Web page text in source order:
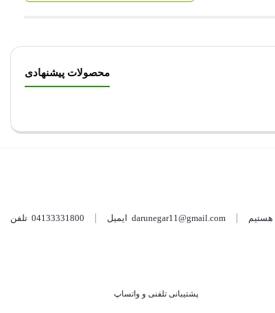
محصولات پیشنهادی
04133331800 darunegar11@gmail.com
پشتیبانی تلفنی و واتساپ